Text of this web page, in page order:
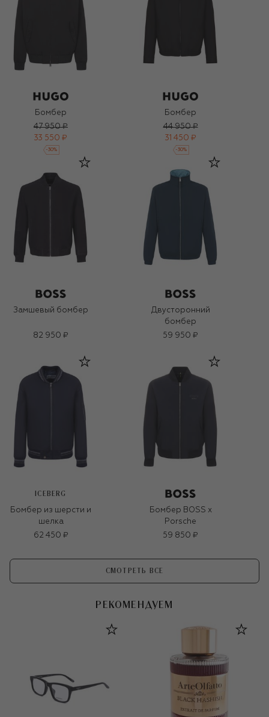
Бомбер
47 950 ₽
33 550 ₽
-30%
Бомбер
44 950 ₽
31 450 ₽
-30%
Замшевый бомбер
82 950 ₽
Двусторонний
бомбер
59 950 ₽
ICEBERG
Бомбер из шерсти и
шелка
62 450 ₽
Бомбер BOSS x
Porsche
59 850 ₽
СМОТРЕТЬ ВСЕ
РЕКОМЕНДУЕМ